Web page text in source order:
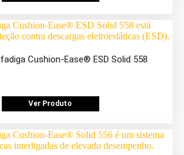
Cushion-Ease® ESD Solid 558
Ver Produto